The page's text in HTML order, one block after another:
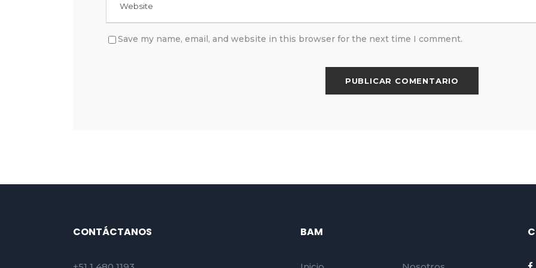
Save my name, email, and website in this browser for the next time I comment.
CONTÁCTANOS BAM